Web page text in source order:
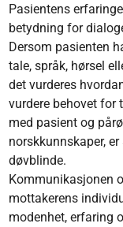
Pasientens
betydning for
Dersom pasienten
tale, språk, hørsel
det vurderes
vurdere behovet
med pasient og
norskkunnskaper,
døvblinde.
Kommunikasjonen
mottakerens
modenhet, erfaring